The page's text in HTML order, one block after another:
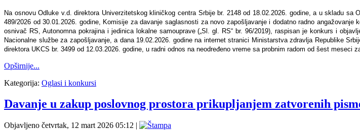
Na osnovu Odluke v.d. direktora Univerzitetskog kliničkog centra Srbije br. 2148 od 18.02.2026. godine, a u skladu
489/2026 od 30.01.2026. godine, Komisije za davanje saglasnosti za novo zapošljavanje i dodatno radno
osnivač RS, Autonomna pokrajina i jedinica lokalne samouprave („Sl. gl. RS“ br. 96/2019), raspisan je konkurs i
Nacionalne službe za zapošljavanje, a dana 19.02.2026. godine na internet stranici Ministarstva zdravlja Republike
direktora UKCS br. 3499 od 12.03.2026. godine, u radni odnos na neodređeno vreme sa probnim radom od šest
Opširnije...
Kategorija: Oglasi i konkursi
Davanje u zakup poslovnog prostora prikuplјanjem zatvorenih
Objavljeno četvrtak, 12 mart 2026 05:12 |